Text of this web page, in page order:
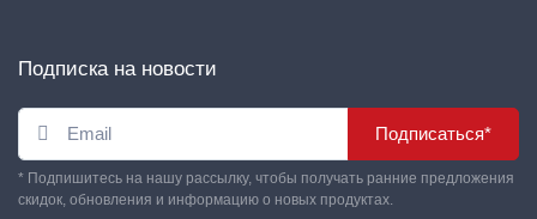
Подписка на новости
Подписаться*
* Подпишитесь на нашу рассылку, чтобы получать ранние предложения
скидок, обновления и информацию о новых продуктах.